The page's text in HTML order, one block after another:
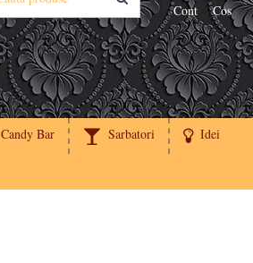
Cont Cos
Candy Bar Sarbatori Idei